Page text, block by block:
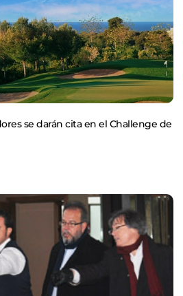
se darán cita en el Challenge de